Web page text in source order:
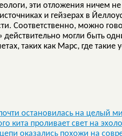
эти отложения ничем
и гейзерах в
Соответственно, можно
действительно могли быть
таких как Марс, где
остановилась на целый
кита проливает свет на
оказались похожи на